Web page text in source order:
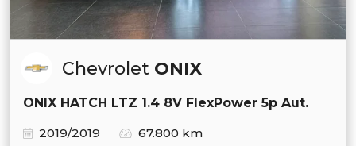
Chevrolet ONIX
ONIX HATCH LTZ 1.4 8V FlexPower 5p Aut.
2019/2019
67.800 km